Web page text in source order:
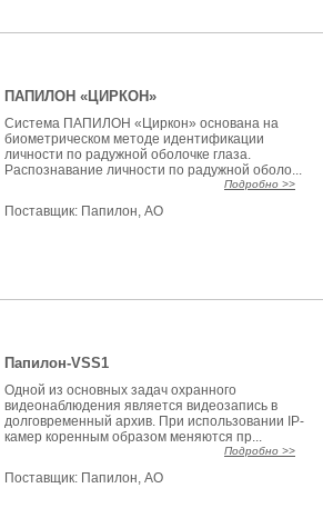
ПАПИЛОН «ЦИРКОН»
Система ПАПИЛОН «Циркон» основана на
биометрическом методе идентификации
личности по радужной оболочке глаза.
Распознавание личности по радужной оболо...
Подробно >>
Поставщик: Папилон, АО
Папилон-VSS1
Одной из основных задач охранного
видеонаблюдения является видеозапись в
долговременный архив. При использовании IP-
камер коренным образом меняются пр...
Подробно >>
Поставщик: Папилон, АО